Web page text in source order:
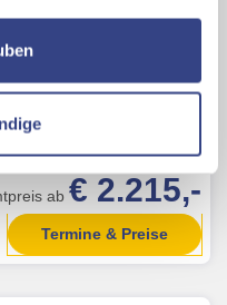
Personalisierungen
zu Übermittlungen
Sie der
auf unseren
Inkl. Hotel + Flug
ab € 2.215,-
Termine & Preise